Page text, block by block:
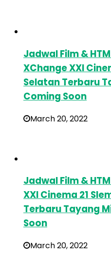
Jadwal Film &
XChange XXI
Selatan Terbaru
Coming Soon
March 20, 2022
Jadwal Film &
XXI Cinema 21
Terbaru Tayang
Soon
March 20, 2022